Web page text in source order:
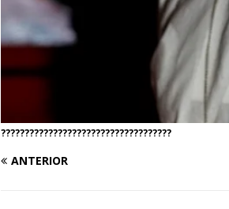
????????????????????????????????????
ANTERIOR